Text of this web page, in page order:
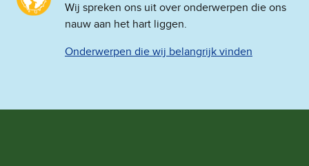
Wij spreken ons uit over onderwerpen die ons
nauw aan het hart liggen.
Onderwerpen die wij belangrijk vinden